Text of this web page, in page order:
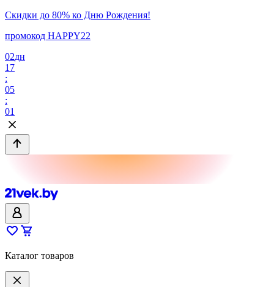
Скидки до 80% ко Дню Рождения!
промокод HAPPY22
02дн
17
:
05
:
01
Каталог товаров